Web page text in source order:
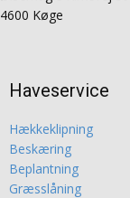
4600 Køge
Haveservice
Hækkeklipning
Beskæring
Beplantning
Græsslåning